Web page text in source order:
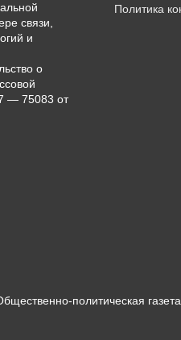
связи,
и
о
— 75083 от
Политика
политическая